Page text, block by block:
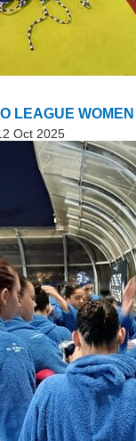
LEAGUE
Oct 2025